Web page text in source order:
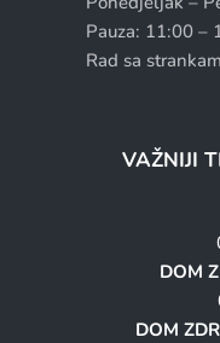
Pauza: 11:00 –
Rad sa
VAŽNIJI
DOM
DOM